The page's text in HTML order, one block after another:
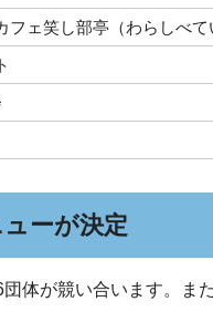
フェ笑し部亭（わらしべて
ーが決定
体が競い合います。ま